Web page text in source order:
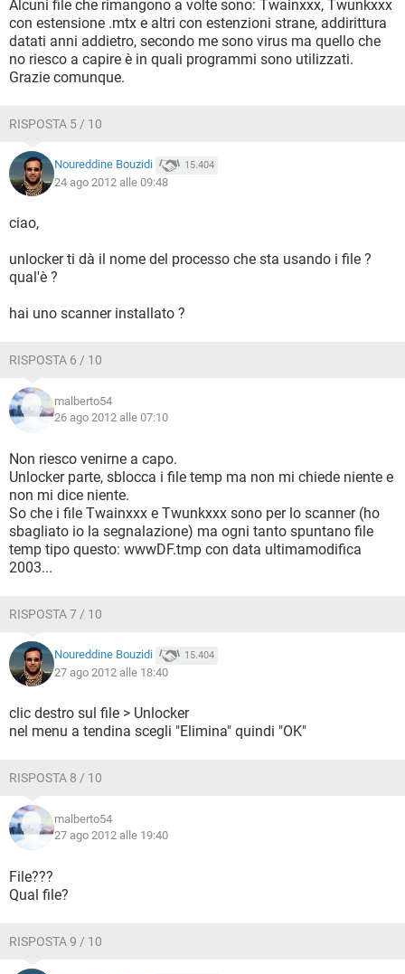
Alcuni file che rimangono a volte sono: Twainxxx, Twunkxxx
con estensione .mtx e altri con estenzioni strane, addirittura
datati anni addietro, secondo me sono virus ma quello che
no riesco a capire è in quali programmi sono utilizzati.
Grazie comunque.
RISPOSTA 5 / 10
Noureddine Bouzidi 15.404
24 ago 2012 alle 09:48
ciao,
unlocker ti dà il nome del processo che sta usando i file ?
qual'è ?
hai uno scanner installato ?
RISPOSTA 6 / 10
malberto54
26 ago 2012 alle 07:10
Non riesco venirne a capo.
Unlocker parte, sblocca i file temp ma non mi chiede niente e
non mi dice niente.
So che i file Twainxxx e Twunkxxx sono per lo scanner (ho
sbagliato io la segnalazione) ma ogni tanto spuntano file
temp tipo questo: wwwDF.tmp con data ultimamodifica
2003...
RISPOSTA 7 / 10
Noureddine Bouzidi 15.404
27 ago 2012 alle 18:40
clic destro sul file > Unlocker
nel menu a tendina scegli "Elimina" quindi "OK"
RISPOSTA 8 / 10
malberto54
27 ago 2012 alle 19:40
File???
Qual file?
RISPOSTA 9 / 10